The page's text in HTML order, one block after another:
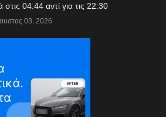
στις 04:44 αντί για τις 22:30
03, 2026